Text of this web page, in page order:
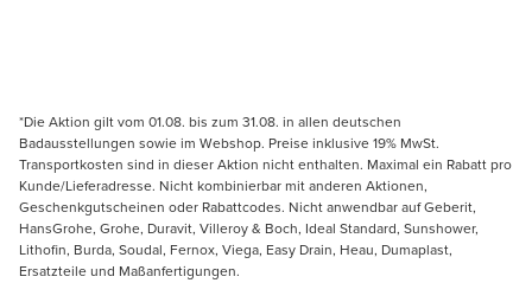
*Die Aktion gilt vom 01.08. bis zum 31.08. in allen deutschen
Badausstellungen sowie im Webshop. Preise inklusive 19% MwSt.
Transportkosten sind in dieser Aktion nicht enthalten. Maximal ein Rabatt pro
Kunde/Lieferadresse. Nicht kombinierbar mit anderen Aktionen,
Geschenkgutscheinen oder Rabattcodes. Nicht anwendbar auf Geberit,
HansGrohe, Grohe, Duravit, Villeroy & Boch, Ideal Standard, Sunshower,
Lithofin, Burda, Soudal, Fernox, Viega, Easy Drain, Heau, Dumaplast,
Ersatzteile und Maßanfertigungen.